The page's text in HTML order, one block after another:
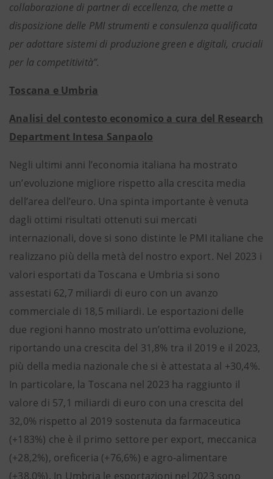
collaborazione di partner di eccellenza, che mette a
disposizione delle PMI strumenti e consulenza qualificata
per adottare sistemi di produzione green e digitali, cruciali
per la competitività”.
Toscana e Umbria
Analisi del contesto economico a cura del Research
Department Intesa Sanpaolo
Negli ultimi anni l’economia italiana ha mostrato
un’evoluzione migliore rispetto alla crescita media
dell’area dell’euro. Una spinta importante è venuta
dagli ottimi risultati ottenuti sui mercati
internazionali, dove si sono distinte le PMI italiane che
realizzano più della metà del nostro export. Nel 2023 i
valori esportati da Toscana e Umbria si sono
assestati 62,7 miliardi di euro con un avanzo
commerciale di 18,5 miliardi. Le esportazioni delle
due regioni hanno mostrato un’ottima evoluzione,
riportando una crescita del 31,8% tra il 2019 e il 2023,
più della media nazionale che si è attestata al +30,4%.
In particolare, la Toscana nel 2023 ha raggiunto il
valore di 57,1 miliardi di euro con una crescita del
32,0% rispetto al 2019 sostenuta da farmaceutica
(+183%) che è il primo settore per export, meccanica
(+28,2%), oreficeria (+76,6%) e agro-alimentare
(+38,0%). In Umbria le esportazioni nel 2023 sono